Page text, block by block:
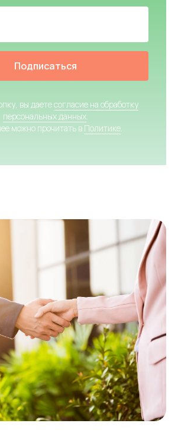
Подписаться
вы даетесогласие на обработку
персональных данных
можно прочитать в Политике